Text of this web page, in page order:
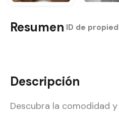
Resumen ID de
Descripción
Descubra la comodidad